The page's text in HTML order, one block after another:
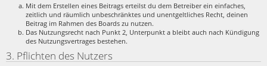
Mit dem Erstellen eines Beitrags erteilst du dem Betreiber ein einfaches,
zeitlich und räumlich unbeschränktes und unentgeltliches Recht, deinen
Beitrag im Rahmen des Boards zu nutzen.
Das Nutzungsrecht nach Punkt 2, Unterpunkt a bleibt auch nach Kündigung
des Nutzungsvertrages bestehen.
3. Pflichten des Nutzers